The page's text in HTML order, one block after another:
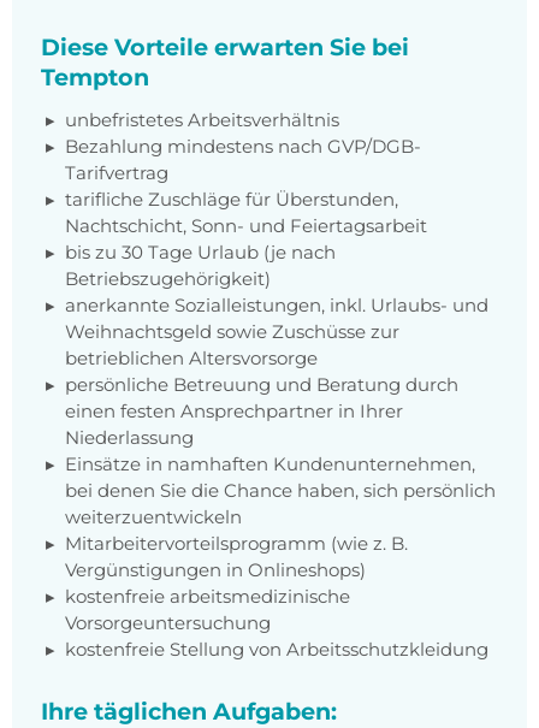
Diese Vorteile erwarten Sie bei
Tempton
unbefristetes Arbeitsverhältnis
Bezahlung mindestens nach GVP/DGB-
Tarifvertrag
tarifliche Zuschläge für Überstunden,
Nachtschicht, Sonn- und Feiertagsarbeit
bis zu 30 Tage Urlaub (je nach
Betriebszugehörigkeit)
anerkannte Sozialleistungen, inkl. Urlaubs- und
Weihnachtsgeld sowie Zuschüsse zur
betrieblichen Altersvorsorge
persönliche Betreuung und Beratung durch
einen festen Ansprechpartner in Ihrer
Niederlassung
Einsätze in namhaften Kundenunternehmen,
bei denen Sie die Chance haben, sich persönlich
weiterzuentwickeln
Mitarbeitervorteilsprogramm (wie z. B.
Vergünstigungen in Onlineshops)
kostenfreie arbeitsmedizinische
Vorsorgeuntersuchung
kostenfreie Stellung von Arbeitsschutzkleidung
Ihre täglichen Aufgaben: